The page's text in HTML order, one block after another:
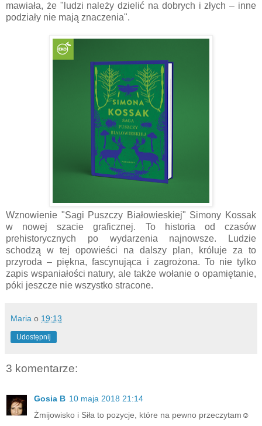
mawiała, że "ludzi należy dzielić na dobrych i złych – inne
podziały nie mają znaczenia".
Wznowienie "Sagi Puszczy Białowieskiej" Simony Kossak
w nowej szacie graficznej. To historia od czasów
prehistorycznych po wydarzenia najnowsze. Ludzie
schodzą w tej opowieści na dalszy plan, króluje za to
przyroda – piękna, fascynująca i zagrożona. To nie tylko
zapis wspaniałości natury, ale także wołanie o opamiętanie,
póki jeszcze nie wszystko stracone.
Maria o 19:13
Udostępnij
3 komentarze:
Gosia B 10 maja 2018 21:14
Żmijowisko i Siła to pozycje, które na pewno przeczytam☺